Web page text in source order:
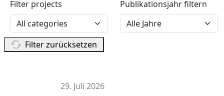
Filter projects Publikationsjahr filtern
Filter zurücksetzen
29. Juli 2026